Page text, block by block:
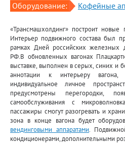
Оборудование: Кофейные
«Трансмашхолдинг» построит
Интерьер подвижного состава был
рамках Дней российских железных
РФ.В обновленных вагонах
выставке, выполнен в серых, синих и
аннотации к интерьеру вагона,
индивидуальное личное
предусмотрены перегородки,
самообслуживания с
пассажиры смогут разогревать и
зона в конце вагона будет
вендинговыми аппаратами.
кондиционерами, дополнительными